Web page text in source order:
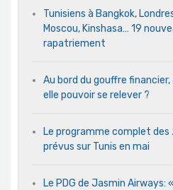
Tunisiens à Bangkok,
Moscou, Kinshasa… 19
rapatriement
Au bord du gouffre
elle pouvoir se relever ?
Le programme complet
prévus sur Tunis en mai
Le PDG de Jasmin Airways: